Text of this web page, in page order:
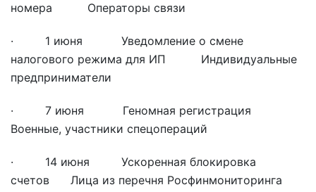
номера Операторы связи
· 1 июня Уведомление о смене
налогового режима для ИП Индивидуальные
предприниматели
· 7 июня Геномная регистрация
Военные, участники спецопераций
· 14 июня Ускоренная блокировка
счетов Лица из перечня Росфинмониторинга